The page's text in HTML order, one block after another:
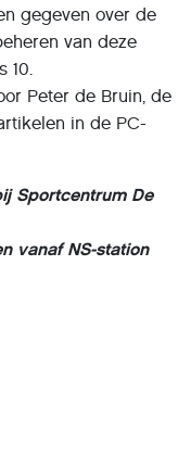
gegeven over de
van deze
10.
Peter de Bruin, de
in de PC-
Sportcentrum De
vanaf NS-station